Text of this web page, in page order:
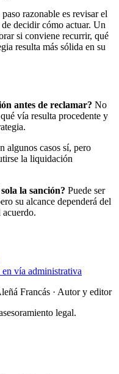
razonable es revisar el
decidir cómo actuar. Un
si conviene recurrir, qué
resulta más sólida en su
antes de reclamar? No
vía resulta procedente y
algunos casos sí, pero
la liquidación
la sanción? Puede ser
su alcance dependerá del
acuerdo.
vía administrativa
Francás · Autor y editor
legal.